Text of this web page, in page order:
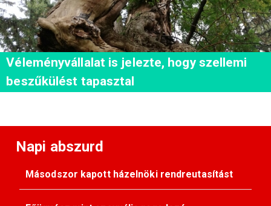
Véleményvállalat is jelezte, hogy szellemi
beszűkülést tapasztal
Napi abszurd
Másodszor kapott házelnöki rendreutasítást